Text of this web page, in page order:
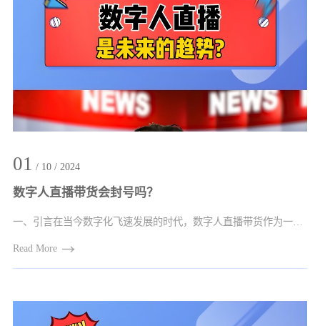
01 / 10 / 2024
数字人直播带货会封号吗？
一、引言在当今数字化飞速发展的时代，数字人直播带货作为一种新兴的营销模式逐渐崭露···
Read More